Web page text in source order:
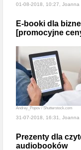
01-08-2018, 10:27, Joanna
E-booki dla
[promocyjne
Andrey_Popov / Shutterstock.com
31-07-2018, 16:31, Joanna
Prezenty dla
audiobooków